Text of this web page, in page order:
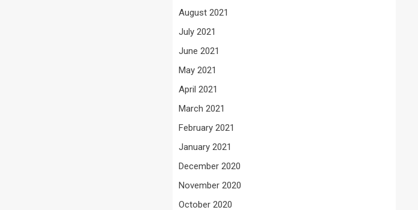
August 2021
July 2021
June 2021
May 2021
April 2021
March 2021
February 2021
January 2021
December 2020
November 2020
October 2020